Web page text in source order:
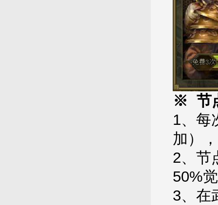
※ 节
1、每
加）
2、节
50%
3、在